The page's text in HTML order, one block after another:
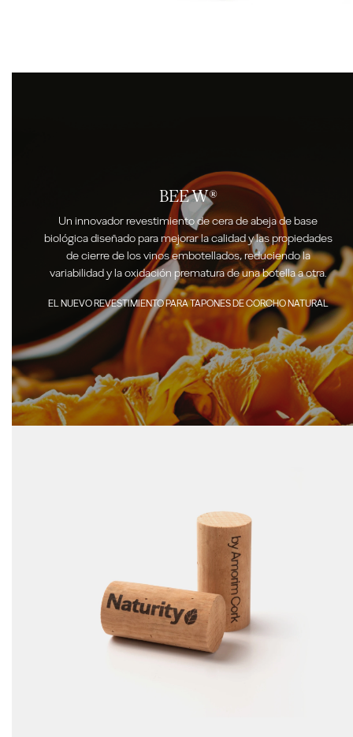
BEE W®
Un innovador revestimiento de cera de abeja de base
biológica diseñado para mejorar la calidad y las propiedades
de cierre de los vinos embotellados, reduciendo la
variabilidad y la oxidación prematura de una botella a otra.
EL NUEVO REVESTIMIENTO PARA TAPONES DE CORCHO NATURAL